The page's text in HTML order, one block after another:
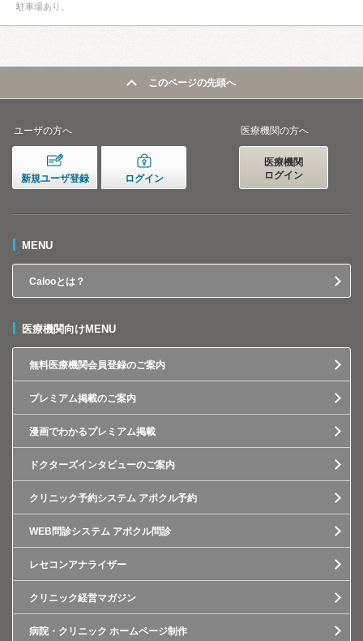
駐車場あり。
このページの先頭へ
ユーザの方へ
新規ユーザ登録 ログイン
医療機関の方へ
医療機関
ログイン
MENU
Calooとは？
医療機関向けMENU
無料医療機関会員登録のご案内
プレミアム掲載のご案内
漫画でわかるプレミアム掲載
ドクターズインタビューのご案内
クリニック予約システム アポクル予約
WEB問診システム アポクル問診
レセコンアナライザー
クリニック経営マガジン
病院・クリニック ホームページ制作